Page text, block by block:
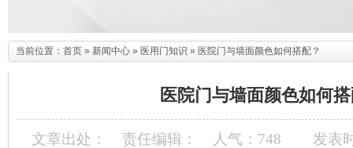
当前位置： 首页 » 新闻中心 » 医用门知识 » 医院门与墙面颜色如何搭配？
医院门与墙面颜色如何
文章出处： 责任编辑： 人气： 748
发表